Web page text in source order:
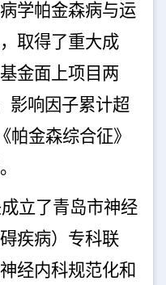
学帕金森病与运
取得了重大成
金面上项目两
影响因子累计超
帕金森综合征》
立了青岛市神经
疾病）专科联
经内科规范化和